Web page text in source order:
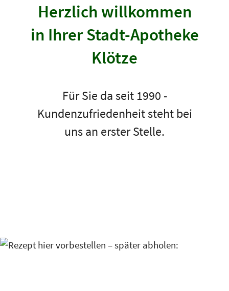
Herzlich willkommen
in Ihrer Stadt-Apotheke
Klötze
Für Sie da seit 1990 -
Kundenzufriedenheit steht bei
uns an erster Stelle.